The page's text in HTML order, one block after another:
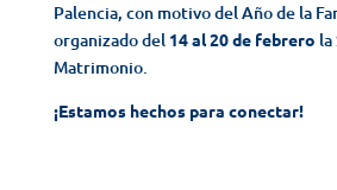
Palencia, con motivo del Año de la
organizado del 14 al 20 de febrero la
Matrimonio.
¡Estamos hechos para conectar!